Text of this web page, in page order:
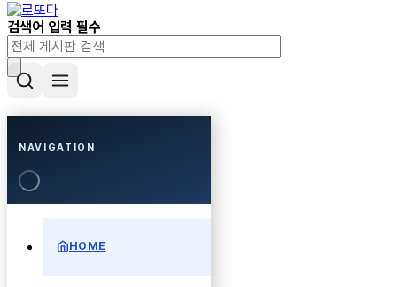
검색어 입력 필수
NAVIGATION
HOME